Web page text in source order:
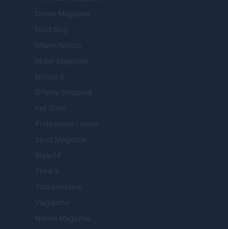
Donne Magazine
Food Blog
Milano Notizie
Motor Magazine
Notizie.it
Offerte Shopping
Pet Story
Professione Lavoro
Sport Magazine
Style24
Think.it
Tuobenessere
Viaggiamo
Nonne Magazine